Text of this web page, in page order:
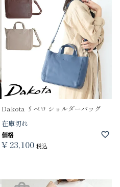
Dakota リベロ ショルダーバッグ
在庫切れ
価格
¥23,100 税込